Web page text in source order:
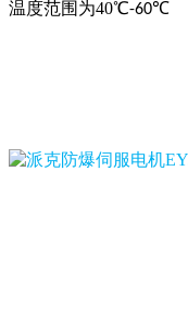
温度范围为40℃-60℃